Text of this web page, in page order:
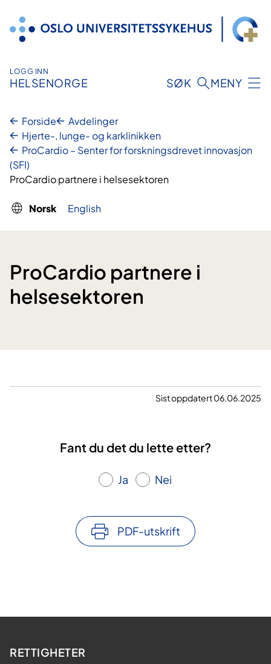
innhold
LOGG INN
HELSENORGE SØK MENY
Forside
Avdelinger
Hjerte-, lunge- og karklinikken
ProCardio – Senter for forskningsdrevet innovasjon
(SFI)
ProCardio partnere i helsesektoren
Norsk English
ProCardio partnere i
helsesektoren
Sist oppdatert 06.06.2025
Fant du det du lette etter?
Ja Nei
PDF-utskrift
RETTIGHETER